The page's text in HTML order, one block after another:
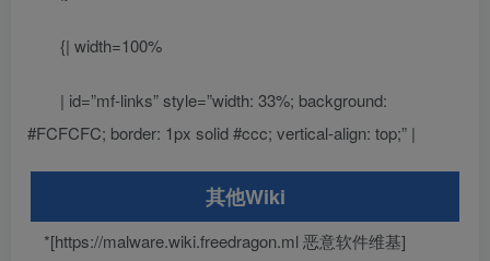
{| width=100%
| id=”mf-links” style=”width: 33%; background:
#FCFCFC; border: 1px solid #ccc; vertical-align: top;” |
其他Wiki
*[https://malware.wiki.freedragon.ml 恶意软件维基]